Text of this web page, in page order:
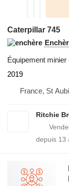
Caterpillar 745
Équipement
2019
France, St
Ritchie
depuis 13